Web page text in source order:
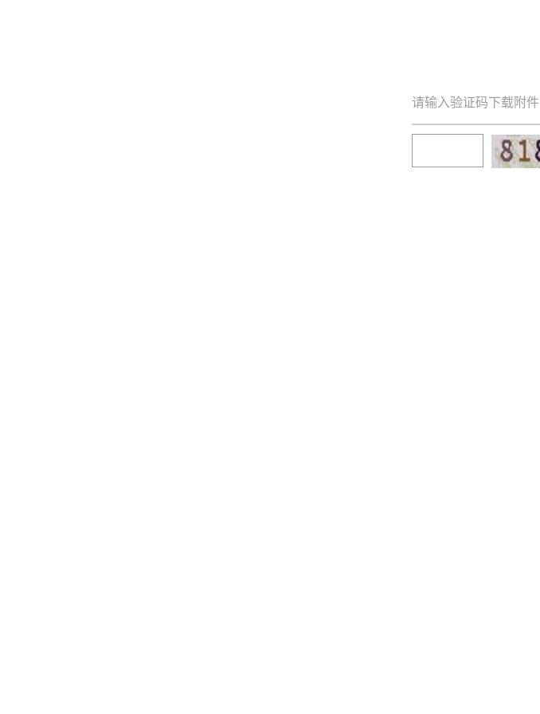
请输入验证码下载附件